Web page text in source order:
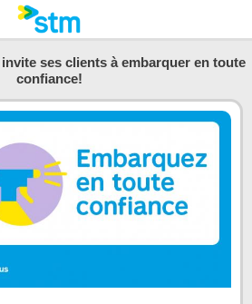
ses clients à embarquer en toute
confiance!